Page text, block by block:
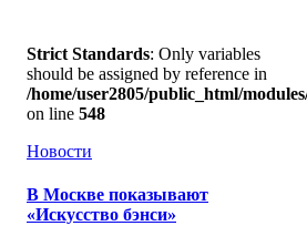
Strict Standards: Only variables
should be assigned by reference in
/home/user2805/public_html/
on line 548
Новости
В Москве показывают
«Искусство бэнси»